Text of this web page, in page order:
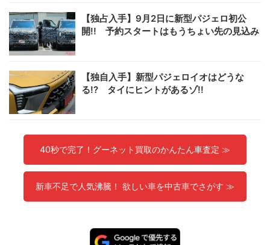
【独占入手】9月2日に新型パジェロ初公
開!! 予約スタートはもうちょい先の見込み
【独自入手】新型パジェロイオはどうな
る!? タイにヒントがあるゾ!!
40秒で完了！グーネット買取のかんたん車査定 ≫
新車不足で人気沸騰！ 欲しい車を中古車でさがす ≫